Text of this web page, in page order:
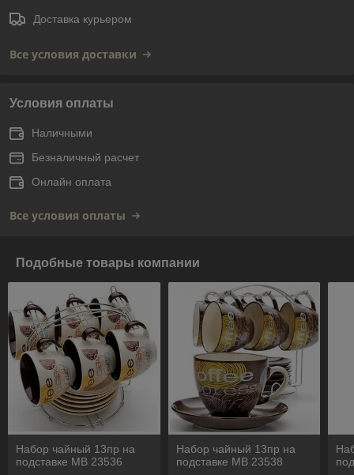
Доставка курьером
Все условия доставки
Условия оплаты
Наличными
Безналичный расчет
Онлайн оплата
Все условия оплаты
Подобные товары компании
Набор чайный 13пр на
подставке МВ 23536
Набор чайный 13пр на
подставке МВ 23538